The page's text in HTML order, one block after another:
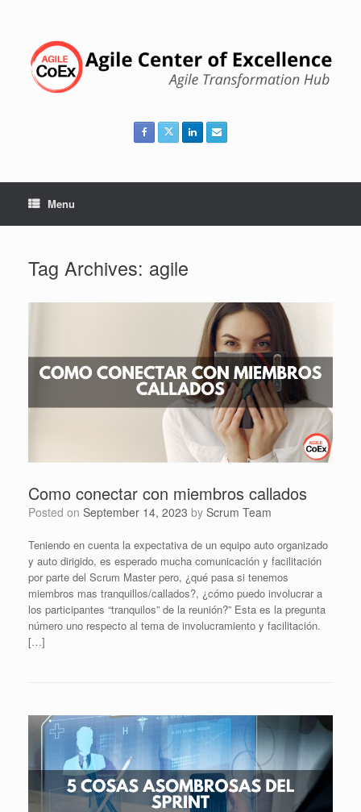
Menu
Tag Archives: agile
Como conectar con miembros callados
Posted on September 14, 2023 by Scrum Team
Teniendo en cuenta la expectativa de un equipo auto organizado
y auto dirigido, es esperado mucha comunicación y facilitación
por parte del Scrum Master pero, ¿qué pasa si tenemos
miembros mas tranquillos/callados?, ¿cómo puedo involucrar a
los participantes “tranquilos” de la reunión?” Esta es la pregunta
número uno respecto al tema de involucramiento y facilitación.
[…]